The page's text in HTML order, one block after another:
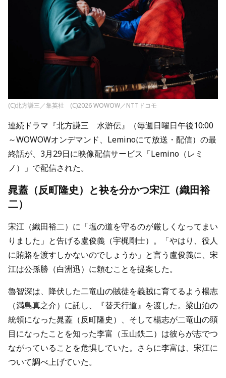
(C)北方謙三／集英社 (C)2026 WOWOW／NTTドコモ
連続ドラマ『北方謙三 水滸伝』（毎週日曜日午後10:00
～WOWOWオンデマンド、Leminoにて放送・配信）の最
終話が、3月29日に映像配信サービス「Lemino（レミ
ノ）」で配信された。
晁蓋（反町隆史）と袂を分かつ宋江（織田裕
二）
宋江（織田裕二）に「塩の道を守るのが厳しくなってまい
りました」と告げる盧俊義（宇梶剛士）。「やはり、役人
に賄賂を渡すしかないのでしょうか」と言う盧俊義に、宋
江は公孫勝（白洲迅）に頼むことを提案した。
魯智深は、降伏した二竜山の賊徒を義賊に育てるよう楊志
（満島真之介）に託し、『替天行道』を渡した。梁山泊の
統領になった晁蓋（反町隆史）、そして楊志が二竜山の頭
目になったことを知った李富（玉山鉄二）は彼らが志でつ
ながっていることを危惧していた。さらに李富は、宋江に
ついて調べ上げていた。